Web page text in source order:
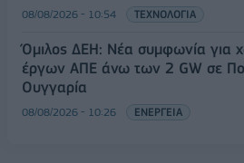
08/08/2026 - 10:54 ΤΕΧΝΟΛΟΓΙΑ
Όμιλος ΔΕΗ: Νέα συμφωνία για
έργων ΑΠΕ άνω των 2 GW σε
Ουγγαρία
08/08/2026 - 10:26 ΕΝΕΡΓΕΙΑ